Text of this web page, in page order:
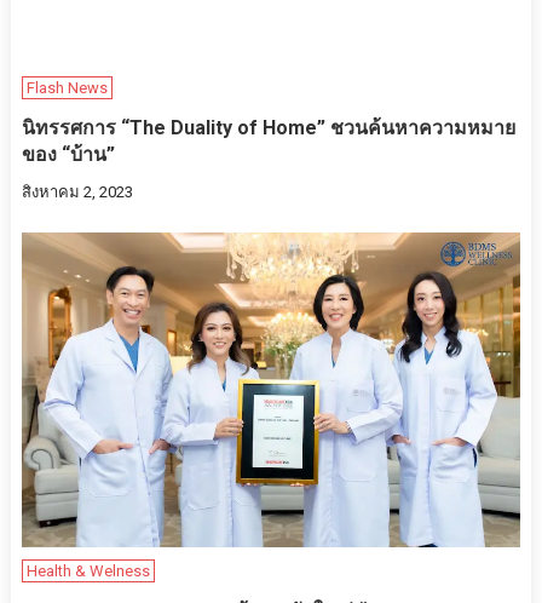
Flash News
นิทรรศการ “The Duality of Home” ชวนค้นหาความหมาย
ของ “บ้าน”
สิงหาคม 2, 2023
Health & Welness